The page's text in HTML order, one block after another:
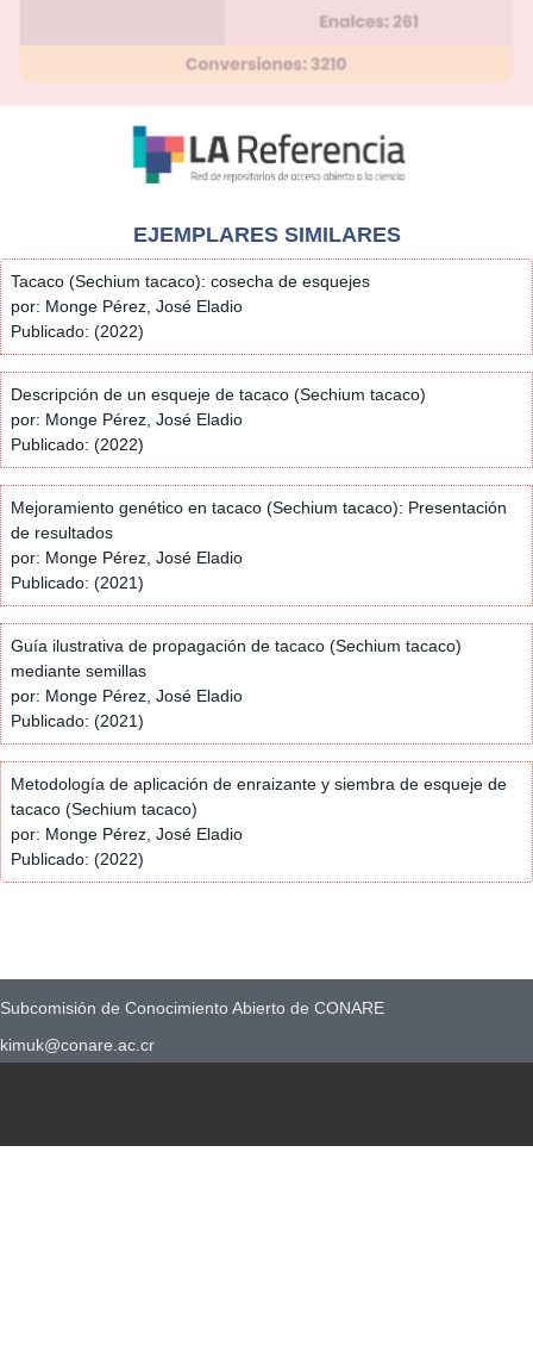
EJEMPLARES SIMILARES
Tacaco (Sechium tacaco): cosecha de esquejes
por: Monge Pérez, José Eladio
Publicado: (2022)
Descripción de un esqueje de tacaco (Sechium tacaco)
por: Monge Pérez, José Eladio
Publicado: (2022)
Mejoramiento genético en tacaco (Sechium tacaco): Presentación
de resultados
por: Monge Pérez, José Eladio
Publicado: (2021)
Guía ilustrativa de propagación de tacaco (Sechium tacaco)
mediante semillas
por: Monge Pérez, José Eladio
Publicado: (2021)
Metodología de aplicación de enraizante y siembra de esqueje de
tacaco (Sechium tacaco)
por: Monge Pérez, José Eladio
Publicado: (2022)
Subcomisión de Conocimiento Abierto de CONARE
kimuk@conare.ac.cr